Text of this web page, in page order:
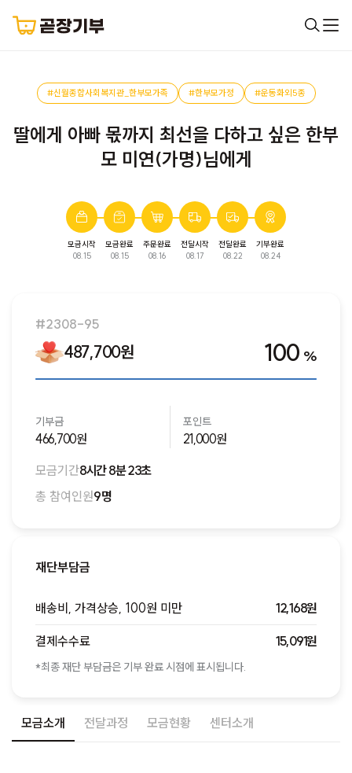
#신월종합사회복지관_한부모가족 #한부모가정 #운동화외5종
딸에게 아빠 몫까지 최선을 다하고 싶은 한부
모 미연(가명)님에게
모금시작
08.15
모금완료
08.15
주문완료
08.16
전달시작
08.17
전달완료
08.22
기부완료
08.24
모금소개 전달과정 모금현황 센터소개
완료된 모금입니다. 다음 모금에서 만나요!
#2308-95
487,700원 100 %
기부금
466,700원
포인트
21,000원
모금기간8시간 8분 23초
총 참여인원9명
재단부담금
배송비, 가격상승, 100원 미만 12,168원
결제수수료 15,091원
*최종 재단 부담금은 기부 완료 시점에 표시됩니다.